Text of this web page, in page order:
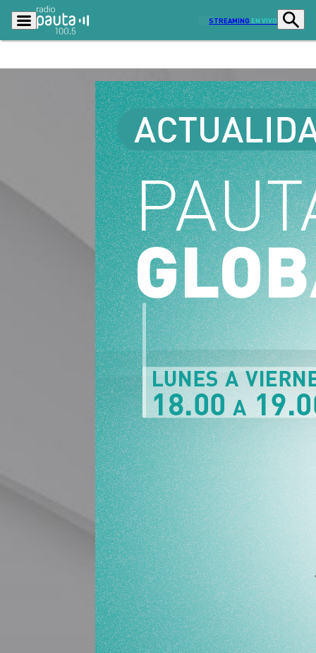
STREAMING EN VIVO
Programas
Actualidad
Economía
Radio en vivo Sostenibilidad
Tendencias Deportes
Entretención y Cultura Opinión
Dato en Pauta Señal 2
Contenido Patrocinado